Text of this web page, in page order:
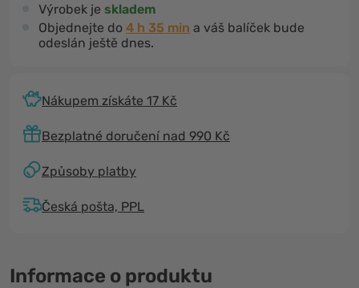
Výrobek je skladem
Objednejte do 4 h 35 min a váš balíček bude
odeslán ještě dnes.
Nákupem získáte 17 Kč
Bezplatné doručení nad 990 Kč
Způsoby platby
Česká pošta, PPL
Informace o produktu